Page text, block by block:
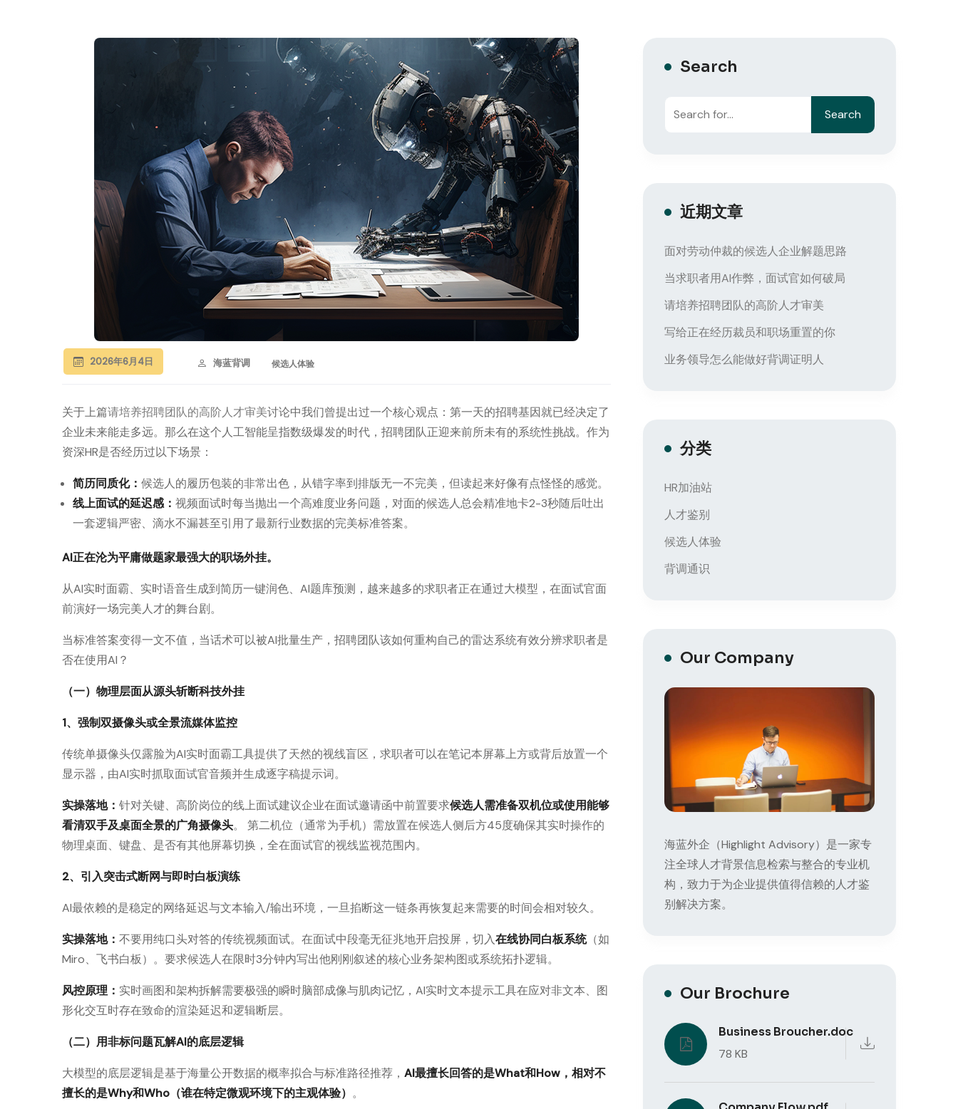
2026年6月4日 海蓝背调 候选人体验
关于上篇请培养招聘团队的高阶人才审美讨论中我们曾提出过一个核心观点：第一天的招聘基因就已经决定了
企业未来能走多远。那么在这个人工智能呈指数级爆发的时代，招聘团队正迎来前所未有的系统性挑战。作为
资深HR是否经历过以下场景：
简历同质化： 候选人的履历包装的非常出色，从错字率到排版无一不完美，但读起来好像有点怪怪的感觉。
线上面试的延迟感： 视频面试时每当抛出一个高难度业务问题，对面的候选人总会精准地卡2-3秒随后吐出
一套逻辑严密、滴水不漏甚至引用了最新行业数据的完美标准答案。
AI正在沦为平庸做题家最强大的职场外挂。
从AI实时面霸、实时语音生成到简历一键润色、AI题库预测，越来越多的求职者正在通过大模型，在面试官面
前演好一场完美人才的舞台剧。
当标准答案变得一文不值，当话术可以被AI批量生产，招聘团队该如何重构自己的雷达系统有效分辨求职者是
否在使用AI？
（一）物理层面从源头斩断科技外挂
1、强制双摄像头或全景流媒体监控
传统单摄像头仅露脸为AI实时面霸工具提供了天然的视线盲区，求职者可以在笔记本屏幕上方或背后放置一个
显示器，由AI实时抓取面试官音频并生成逐字稿提示词。
实操落地： 针对关键、高阶岗位的线上面试建议企业在面试邀请函中前置要求候选人需准备双机位或使用能够
看清双手及桌面全景的广角摄像头。 第二机位（通常为手机）需放置在候选人侧后方45度确保其实时操作的
物理桌面、键盘、是否有其他屏幕切换，全在面试官的视线监视范围内。
2、引入突击式断网与即时白板演练
AI最依赖的是稳定的网络延迟与文本输入/输出环境，一旦掐断这一链条再恢复起来需要的时间会相对较久。
实操落地： 不要用纯口头对答的传统视频面试。在面试中段毫无征兆地开启投屏，切入在线协同白板系统（如
Miro、飞书白板）。要求候选人在限时3分钟内写出他刚刚叙述的核心业务架构图或系统拓扑逻辑。
风控原理： 实时画图和架构拆解需要极强的瞬时脑部成像与肌肉记忆，AI实时文本提示工具在应对非文本、图
形化交互时存在致命的渲染延迟和逻辑断层。
（二）用非标问题瓦解AI的底层逻辑
大模型的底层逻辑是基于海量公开数据的概率拟合与标准路径推荐， AI最擅长回答的是What和How，相对不
擅长的是Why和Who（谁在特定微观环境下的主观体验） 。
Search
Search
近期文章
面对劳动仲裁的候选人企业解题思路
当求职者用AI作弊，面试官如何破局
请培养招聘团队的高阶人才审美
写给正在经历裁员和职场重置的你
业务领导怎么能做好背调证明人
分类
HR加油站
人才鉴别
候选人体验
背调通识
Our Company
海蓝外企（Highlight Advisory）是一家专
注全球人才背景信息检索与整合的专业机
构，致力于为企业提供值得信赖的人才鉴
别解决方案。
Our Brochure
Business Broucher.doc
78 KB